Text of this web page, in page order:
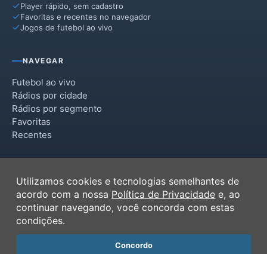
Player rápido, sem cadastro
Favoritas e recentes no navegador
Jogos de futebol ao vivo
NAVEGAR
Futebol ao vivo
Rádios por cidade
Rádios por segmento
Favoritas
Recentes
Termos de Uso
Política de Privacidade
Ferramentas
Contato
Utilizamos cookies e tecnologias semelhantes de
acordo com a nossa Política de Privacidade e, ao
continuar navegando, você concorda com estas
condições.
Concordo